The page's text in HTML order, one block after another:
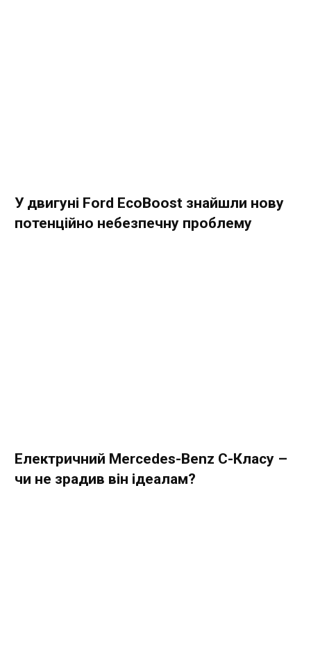
У двигуні Ford EcoBoost знайшли нову
потенційно небезпечну проблему
Електричний Mercedes-Benz C-Класу –
чи не зрадив він ідеалам?